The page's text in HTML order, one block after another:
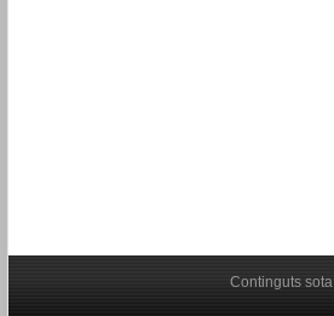
Continguts sota